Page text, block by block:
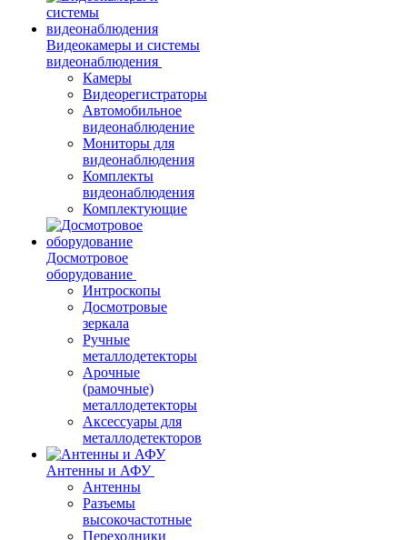
Видеокамеры и системы
видеонаблюдения
Камеры
Видеорегистраторы
Автомобильное
видеонаблюдение
Мониторы для
видеонаблюдения
Комплекты
видеонаблюдения
Комплектующие
Досмотровое
оборудование
Интроскопы
Досмотровые
зеркала
Ручные
металлодетекторы
Арочные
(рамочные)
металлодетекторы
Аксессуары для
металлодетекторов
Антенны и АФУ
Антенны
Разъемы
высокочастотные
Переходники